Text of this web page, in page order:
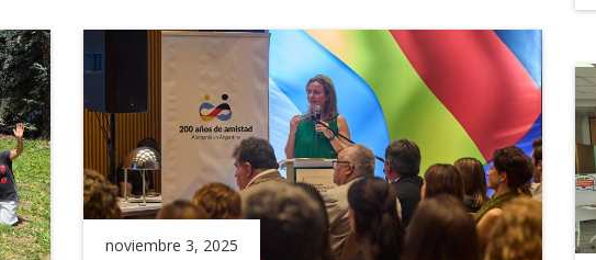
noviembre 3, 2025